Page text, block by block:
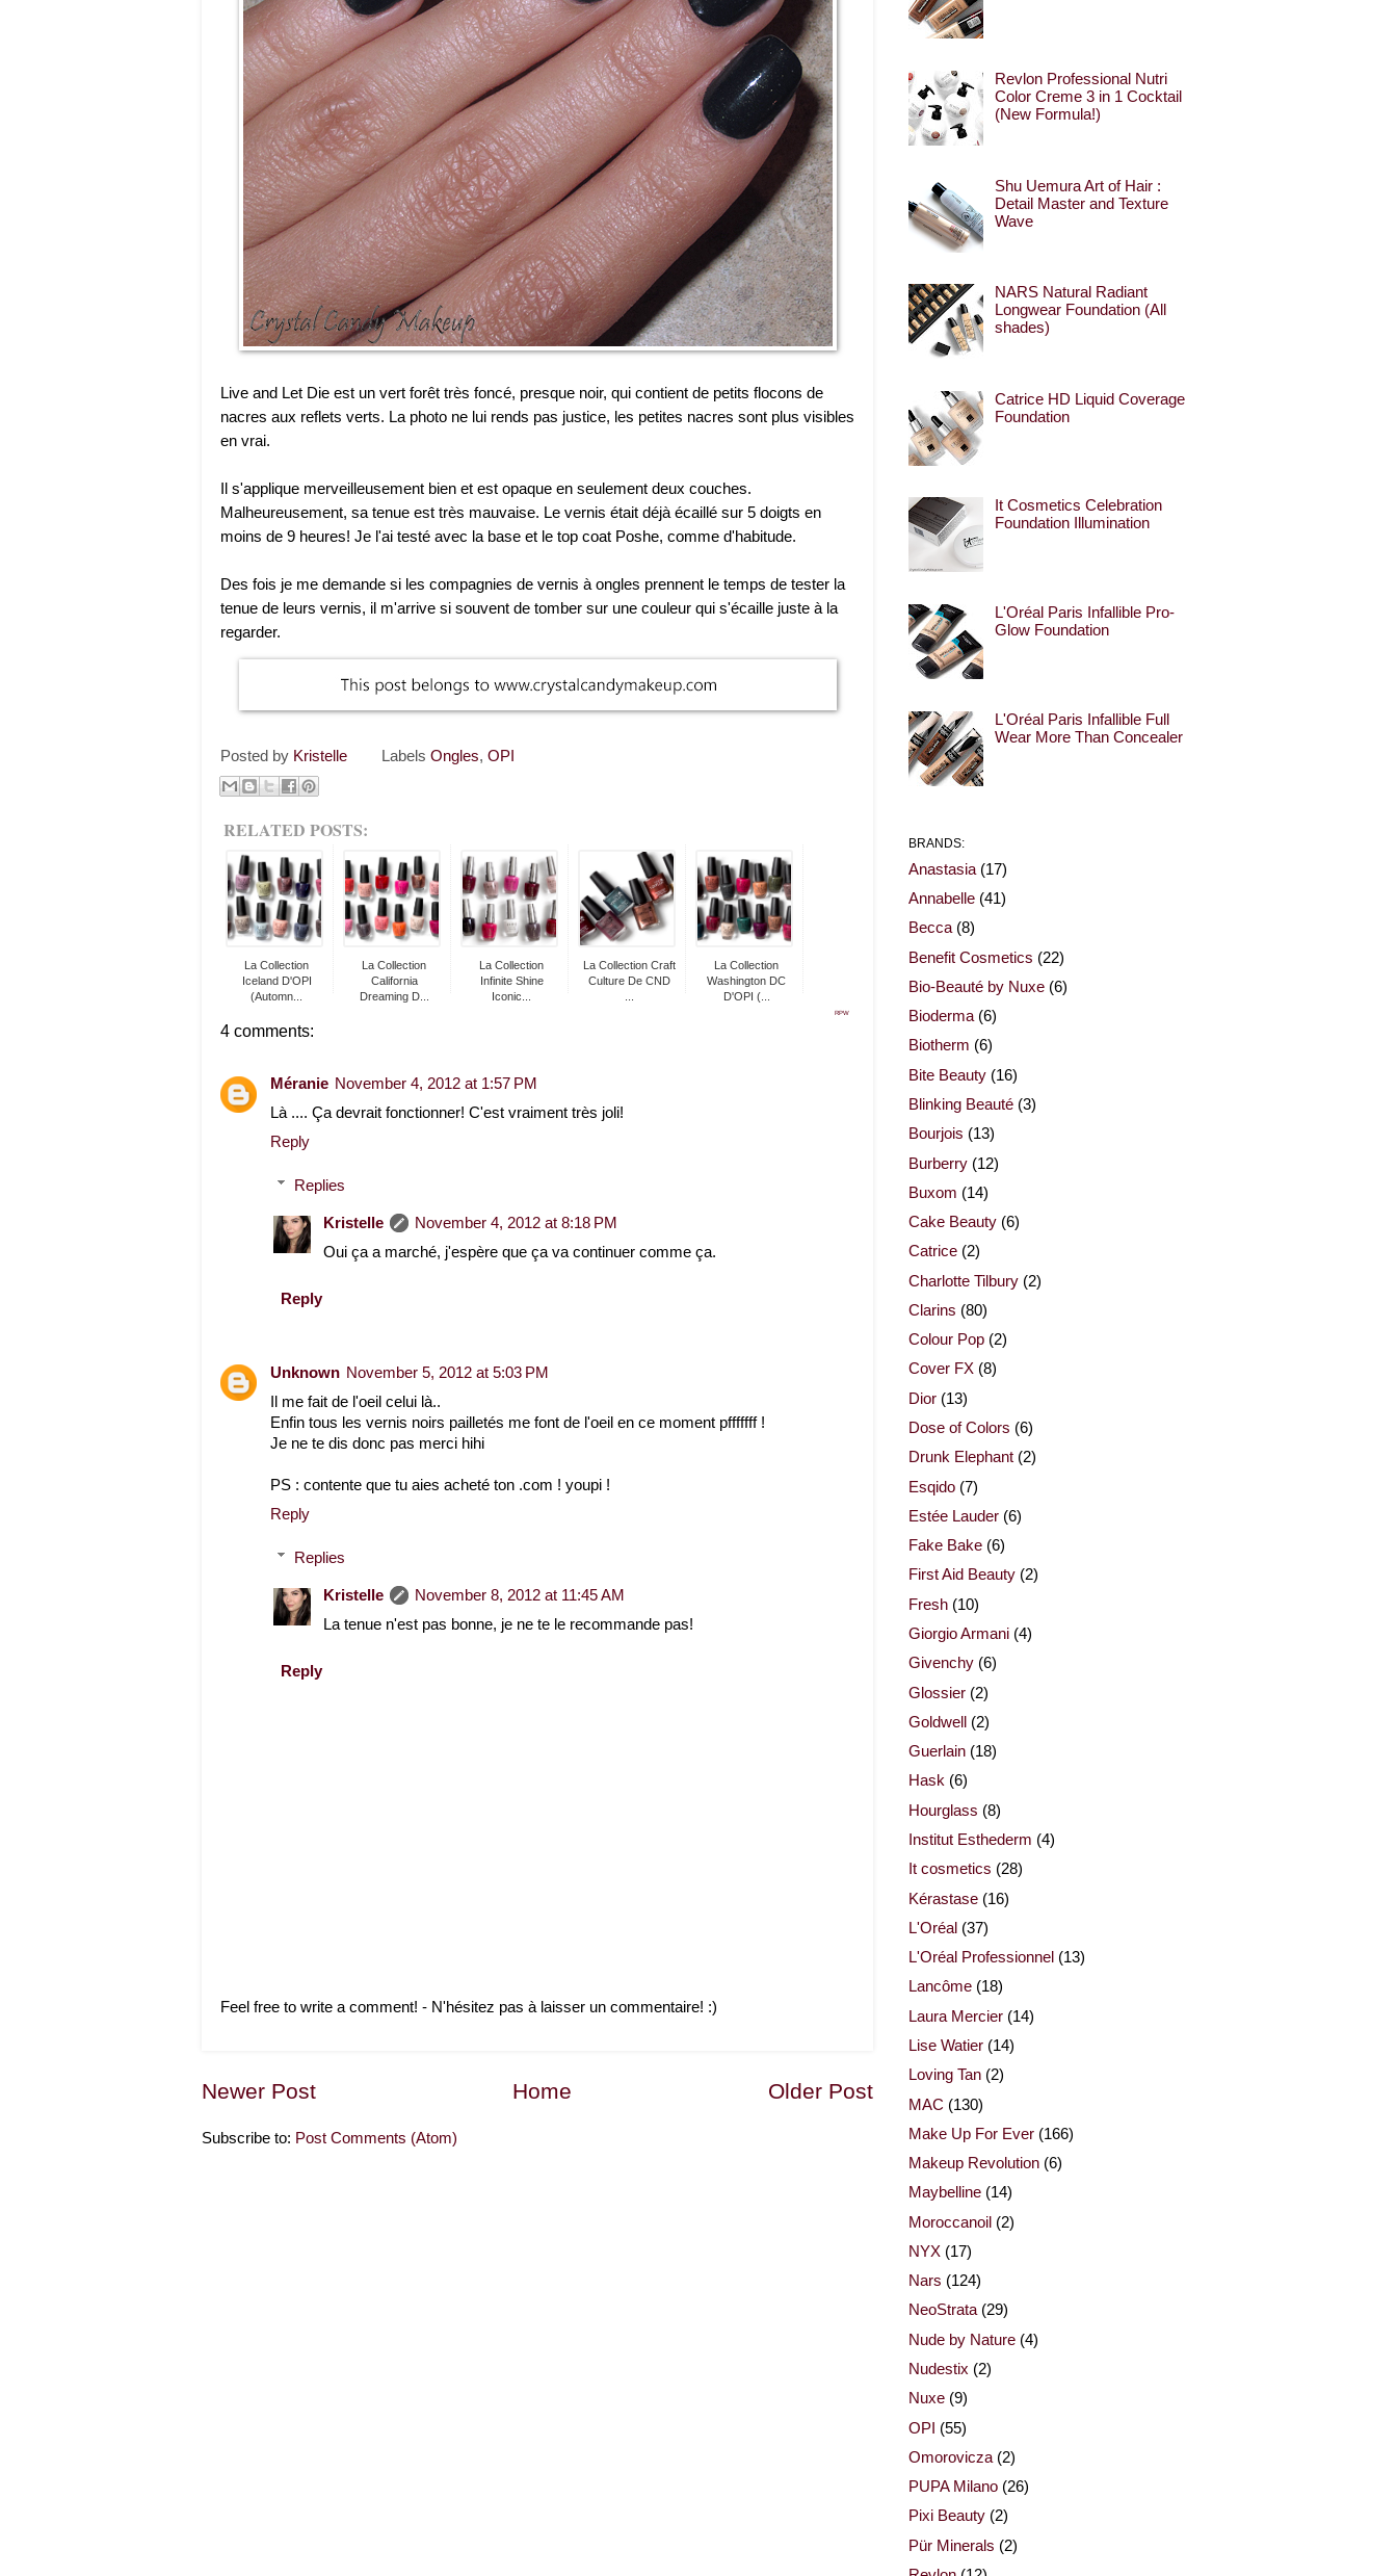
Live and Let Die est un vert forêt très foncé, presque noir, qui contient de petits flocons de
nacres aux reflets verts. La photo ne lui rends pas justice, les petites nacres sont plus visibles
en vrai.
Il s'applique merveilleusement bien et est opaque en seulement deux couches.
Malheureusement, sa tenue est très mauvaise. Le vernis était déjà écaillé sur 5 doigts en
moins de 9 heures! Je l'ai testé avec la base et le top coat Poshe, comme d'habitude.
Des fois je me demande si les compagnies de vernis à ongles prennent le temps de tester la
tenue de leurs vernis, il m'arrive si souvent de tomber sur une couleur qui s'écaille juste à la
regarder.
Posted by Kristelle LabelsOngles,OPI
RELATED POSTS:
La Collection
Iceland D'OPI
(Automn...
La Collection
California
Dreaming D...
La Collection
Infinite Shine
Iconic...
La Collection Craft
Culture De CND
La Collection
Washington DC
D'OPI (...
RPW
4 comments:
Méranie November 4, 2012 at 1:57 PM
Là .... Ça devrait fonctionner! C'est vraiment très joli!
Reply
Replies
Kristelle
November 4, 2012 at 8:18 PM
Oui ça a marché, j'espère que ça va continuer comme ça.
Reply
Unknown November 5, 2012 at 5:03 PM
Il me fait de l'oeil celui là..
Enfin tous les vernis noirs pailletés me font de l'oeil en ce moment pfffffff !
Je ne te dis donc pas merci hihi
PS : contente que tu aies acheté ton .com ! youpi !
Reply
Replies
Kristelle
November 8, 2012 at 11:45 AM
La tenue n'est pas bonne, je ne te le recommande pas!
Reply
Feel free to write a comment! - N'hésitez pas à laisser un commentaire! :)
Newer Post Older Post
Home
Subscribe to: Post Comments (Atom)
Revlon Professional Nutri
Color Creme 3 in 1 Cocktail
(New Formula!)
Shu Uemura Art of Hair :
Detail Master and Texture
Wave
NARS Natural Radiant
Longwear Foundation (All
shades)
Catrice HD Liquid Coverage
Foundation
It Cosmetics Celebration
Foundation Illumination
L'Oréal Paris Infallible Pro-
Glow Foundation
L'Oréal Paris Infallible Full
Wear More Than Concealer
BRANDS:
Anastasia (17)
Annabelle (41)
Becca (8)
Benefit Cosmetics (22)
Bio-Beauté by Nuxe (6)
Bioderma (6)
Biotherm (6)
Bite Beauty (16)
Blinking Beauté (3)
Bourjois (13)
Burberry (12)
Buxom (14)
Cake Beauty (6)
Catrice (2)
Charlotte Tilbury (2)
Clarins (80)
Colour Pop (2)
Cover FX (8)
Dior (13)
Dose of Colors (6)
Drunk Elephant (2)
Esqido (7)
Estée Lauder (6)
Fake Bake (6)
First Aid Beauty (2)
Fresh (10)
Giorgio Armani (4)
Givenchy (6)
Glossier (2)
Goldwell
(2)
Guerlain (18)
Hask (6)
Hourglass (8)
Institut Esthederm (4)
It cosmetics (28)
Kérastase (16)
L'Oréal (37)
L'Oréal Professionnel (13)
Lancôme (18)
Laura Mercier (14)
Lise Watier (14)
Loving Tan (2)
MAC (130)
Make Up For Ever (166)
Makeup Revolution (6)
Maybelline (14)
Moroccanoil (2)
NYX (17)
Nars (124)
NeoStrata (29)
Nude by Nature (4)
Nudestix (2)
Nuxe (9)
OPI (55)
Omorovicza (2)
PUPA Milano (26)
Pixi Beauty (2)
Pür Minerals (2)